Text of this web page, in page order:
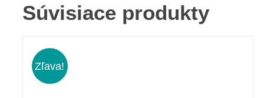
Súvisiace produkty
Zľava!